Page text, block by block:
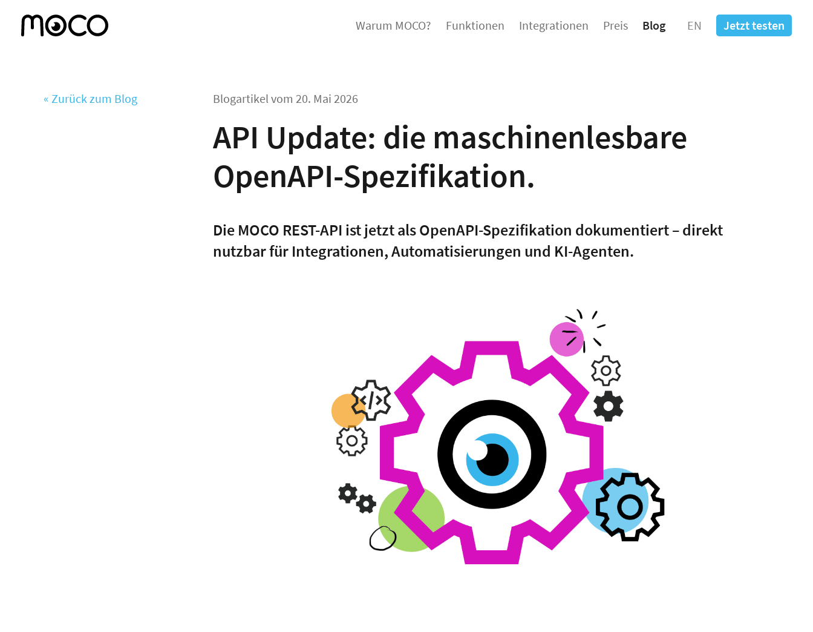
Warum MOCO? Funktionen Integrationen Preis Blog EN Jetzt testen
« Zurück zum Blog Blogartikel vom 20. Mai 2026
API Update: die maschinenlesbare
OpenAPI-Spezifikation.
Die MOCO REST-API ist jetzt als OpenAPI-Spezifikation dokumentiert – direkt
nutzbar für Integrationen, Automatisierungen und KI-Agenten.